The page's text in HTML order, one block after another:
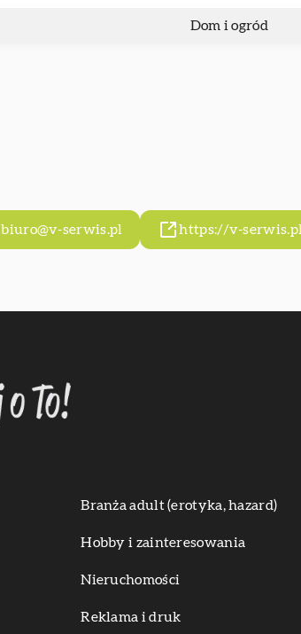
Dom i ogród
biuro@v-serwis.pl https://v-serwis.pl
Branża adult (erotyka, hazard)
Hobby i zainteresowania
Nieruchomości
Reklama i druk